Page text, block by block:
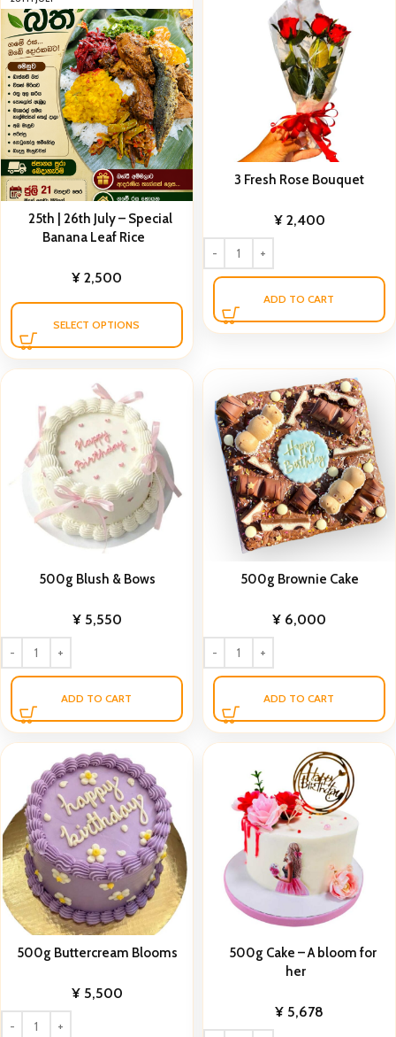
25th | 26th July – Special
Banana Leaf Rice
¥ 2,500
SELECT OPTIONS
3 Fresh Rose Bouquet
¥2,400
ADD TO CART
500g Blush & Bows
¥5,550
ADD TO CART
500g Brownie Cake
¥ 6,000
ADD TO CART
500g Buttercream Blooms
¥5,500
500g Cake – A bloom for
her
¥ 5,678